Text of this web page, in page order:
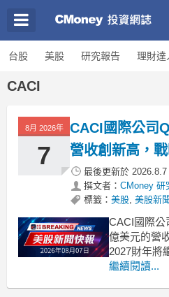
台股 美股 研究報告 理財達
CACI
8月 2026年
7
CACI國際公司
營收創新高，
最後更新於
撰文者： CMoney 研
標籤： 美股, 美股新
CACI國際公
億美元的營
2027財年將
展現強勁表
gap: 1rem
繼續閱讀...